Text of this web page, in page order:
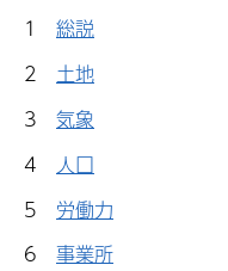
1 総説
2 土地
3 気象
4 人口
5 労働力
6 事業所